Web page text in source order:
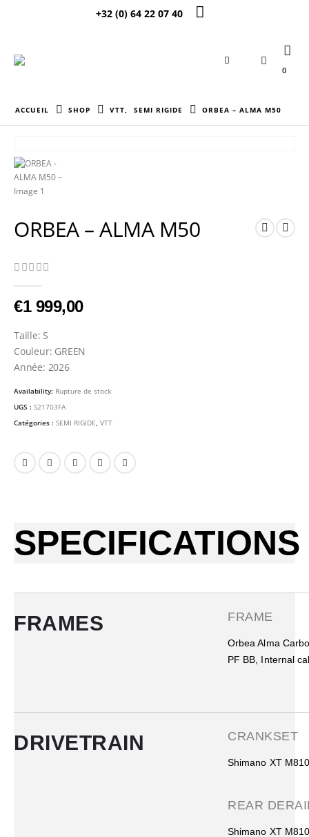
+32 (0) 64 22 07 40
0
ACCUEIL SHOP VTT SEMI RIGIDE ORBEA – ALMA M50
ORBEA – ALMA M50
0Sur 5
€1 999,00
Taille: S
Couleur: GREEN
Année: 2026
Availability: Rupture de stock
UGS : S21703FA
Catégories : SEMI RIGIDE, VTT
SPECIFICATIONS
FRAMES FRAME
Orbea Alma
PF BB, Internal
DRIVETRAIN CRANKSET
Shimano XT
REAR
Shimano XT